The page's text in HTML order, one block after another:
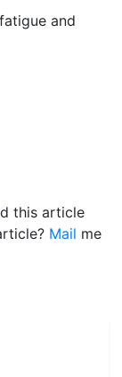
and
this article
Mail me